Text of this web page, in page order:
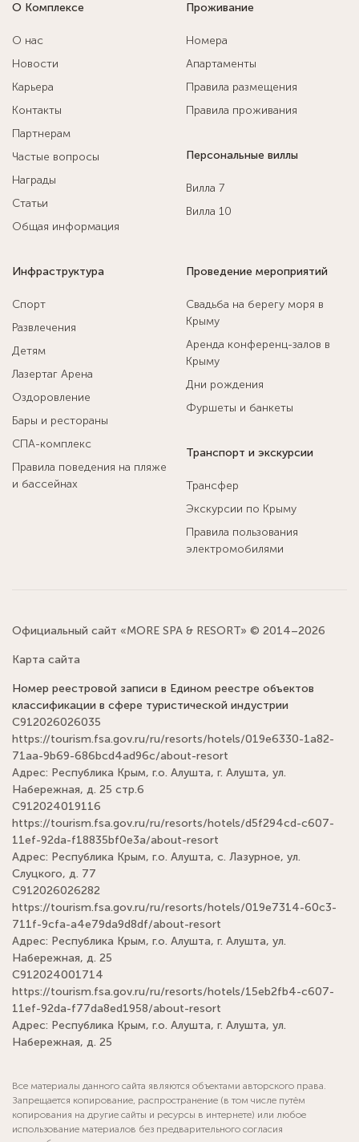
О Комплексе
О нас
Новости
Карьера
Контакты
Партнерам
Частые вопросы
Награды
Статьи
Общая информация
Проживание
Номера
Апартаменты
Правила размещения
Правила проживания
Персональные виллы
Вилла 7
Вилла 10
Инфраструктура
Спорт
Развлечения
Детям
Лазертаг Арена
Оздоровление
Бары и рестораны
СПА-комплекс
Правила поведения на пляже
и бассейнах
Проведение мероприятий
Свадьба на берегу моря в
Крыму
Аренда конференц-залов в
Крыму
Дни рождения
Фуршеты и банкеты
Транспорт и экскурсии
Трансфер
Экскурсии по Крыму
Правила пользования
электромобилями
Официальный сайт «MORE SPA & RESORT» © 2014–2026
Карта сайта
Номер реестровой записи в Едином реестре объектов
классификации в сфере туристической индустрии
С912026026035
https://tourism.fsa.gov.ru/ru/resorts/hotels/019e6330-1a82-
71aa-9b69-686bcd4ad96c/about-resort
Адрес: Республика Крым, г.о. Алушта, г. Алушта, ул.
Набережная, д. 25 стр.6
С912024019116
https://tourism.fsa.gov.ru/ru/resorts/hotels/d5f294cd-c607-
11ef-92da-f18835bf0e3a/about-resort
Адрес: Республика Крым, г.о. Алушта, с. Лазурное, ул.
Слуцкого, д. 77
С912026026282
https://tourism.fsa.gov.ru/ru/resorts/hotels/019e7314-60c3-
711f-9cfa-a4e79da9d8df/about-resort
Адрес: Республика Крым, г.о. Алушта, г. Алушта, ул.
Набережная, д. 25
С912024001714
https://tourism.fsa.gov.ru/ru/resorts/hotels/15eb2fb4-c607-
11ef-92da-f77da8ed1958/about-resort
Адрес: Республика Крым, г.о. Алушта, г. Алушта, ул.
Набережная, д. 25
Все материалы данного сайта являются объектами авторского права.
Запрещается копирование, распространение (в том числе путём
копирования на другие сайты и ресурсы в интернете) или любое
использование материалов без предварительного согласия